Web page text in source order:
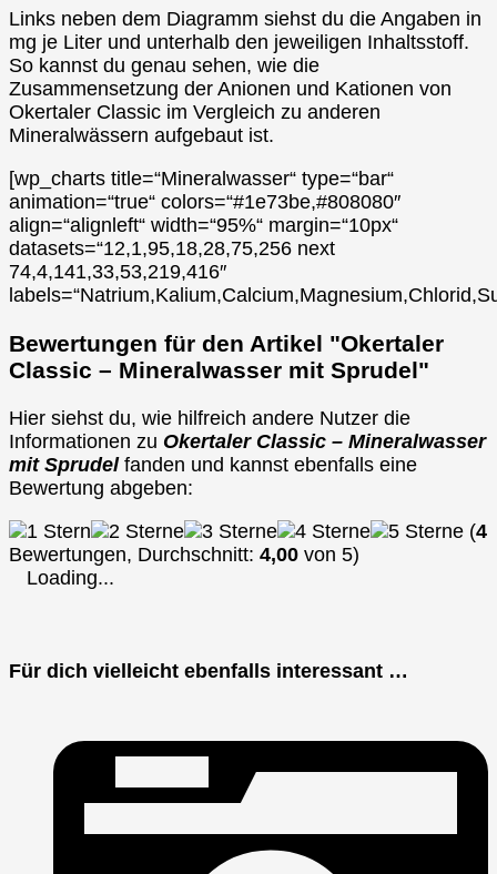
Links neben dem Diagramm siehst du die Angaben in
mg je Liter und unterhalb den jeweiligen Inhaltsstoff.
So kannst du genau sehen, wie die
Zusammensetzung der Anionen und Kationen von
Okertaler Classic im Vergleich zu anderen
Mineralwässern aufgebaut ist.
[wp_charts title=“Mineralwasser“ type=“bar“
animation=“true“ colors=“#1e73be,#808080″
align=“alignleft“ width=“95%“ margin=“10px“
datasets=“12,1,95,18,28,75,256 next
74,4,141,33,53,219,416″
Bewertungen für den Artikel "Okertaler
Classic – Mineralwasser mit Sprudel"
Hier siehst du, wie hilfreich andere Nutzer die
Informationen zu Okertaler Classic – Mineralwasser
mit Sprudelfanden und kannst ebenfalls eine
Bewertung abgeben:
(4
Bewertungen, Durchschnitt: 4,00 von 5)
Loading...
Für dich vielleicht ebenfalls interessant …